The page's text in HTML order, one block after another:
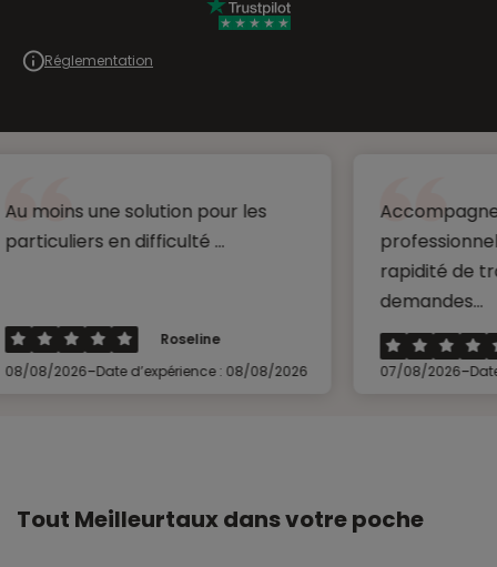
Réglementation
solution pour les
en difficulté ...
Roseline
Date d’expérience : 08/08/2026
Accompagnement très
professionnel,
rapidité de traitement
demandes...
07/08/2026
Date
Tout Meilleurtaux dans votre poche